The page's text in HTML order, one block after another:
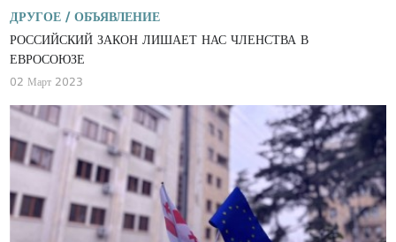
ДРУГОЕ / ОБЪЯВЛЕНИЕ
РОССИЙСКИЙ ЗАКОН ЛИШАЕТ НАС ЧЛЕНСТВА В
ЕВРОСОЮЗЕ
02 Март 2023